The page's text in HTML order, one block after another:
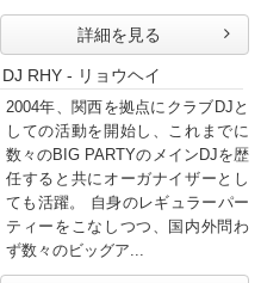
詳細を見る
DJ RHY - リョウヘイ
2004年、関西を拠点にクラブDJと
しての活動を開始し、これまでに
数々のBIG PARTYのメインDJを歴
任すると共にオーガナイザーとし
ても活躍。 自身のレギュラーパー
ティーをこなしつつ、国内外問わ
ず数々のビッグア...